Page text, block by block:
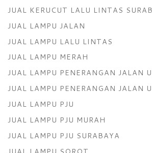
JUAL KERUCUT LALU LINTAS
JUAL LAMPU JALAN
JUAL LAMPU LALU LINTAS
JUAL LAMPU MERAH
JUAL LAMPU PENERANGAN JALAN
JUAL LAMPU PENERANGAN JALAN
JUAL LAMPU PJU
JUAL LAMPU PJU MURAH
JUAL LAMPU PJU SURABAYA